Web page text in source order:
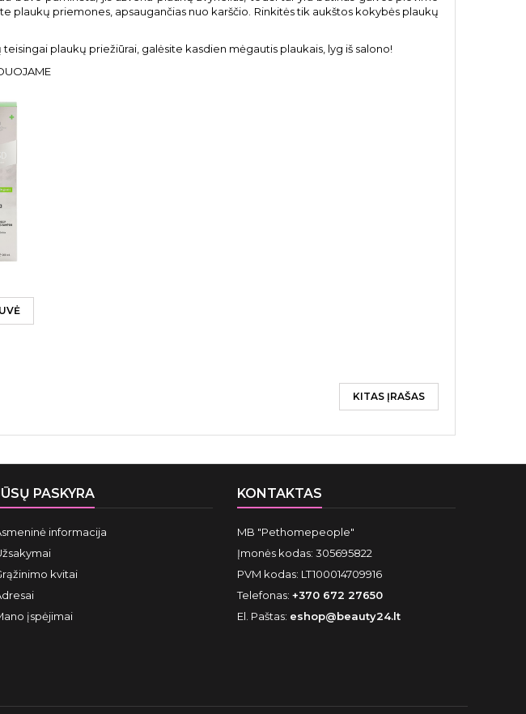
priemones, apsaugančias nuo karščio. Rinkitės tik aukštos kokybės plaukų
plaukų priežiūrai, galėsite kasdien mėgautis plaukais, lyg iš salono!
KITAS ĮRAŠAS
PASKYRA
informacija
kvitai
įspėjimai
KONTAKTAS
MB "Pethomepeople"
Įmonės kodas: 305695822
PVM kodas: LT100014709916
Telefonas: +370 672 27650
El. Paštas: eshop@beauty24.lt